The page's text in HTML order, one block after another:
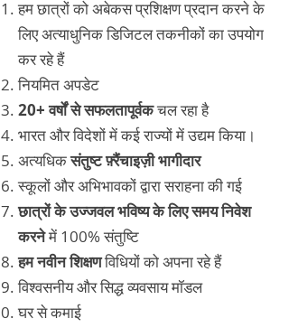
हम छात्रों को अबेकस प्रशिक्षण प्रदान करने के
लिए अत्याधुनिक डिजिटल तकनीकों का उपयोग
कर रहे हैं
नियमित अपडेट
20+ वर्षों से सफलतापूर्वकचल रहा है
भारत और विदेशों में कई राज्यों में उद्यम किया।
अत्यधिकसंतुष्ट फ़्रैंचाइज़ी भागीदार
स्कूलों और अभिभावकों द्वारा सराहना की गई
छात्रों के उज्जवल भविष्य के लिए समय निवेश
करनेमें 100% संतुष्टि
हम नवीन शिक्षणविधियों को अपना रहे हैं
विश्वसनीय और सिद्ध व्यवसाय मॉडल
घर से कमाई